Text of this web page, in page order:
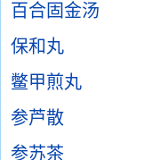
百合固金汤
保和丸
鳖甲煎丸
参芦散
参苏茶